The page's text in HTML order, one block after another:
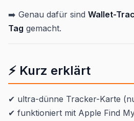
➡️ Genau dafür sind Wallet-
Tag gemacht.
⚡ Kurz erklärt
✔ ultra-dünne Tracker-Karte
✔ funktioniert mit Apple Find